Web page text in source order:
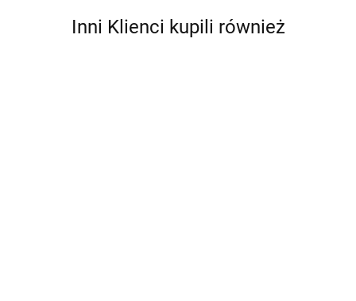
Inni Klienci kupili również